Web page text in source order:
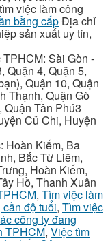
việc làm công
bằng cấpĐịa chỉ
sản xuất uy tín,
Sài Gòn -
Quận 4, Quận 5,
Quận 10, Quận
Thạnh, Quận Gò
Tân Phú3
Củ Chi, Huyện
Hoàn Kiếm, Ba
Bắc Từ Liêm,
Hoàn Kiếm,
Hồ, Thanh Xuân
, Tìm việc làm
độ tuổi, Tìm việc
công ty đang
TPHCM, Việc tìm